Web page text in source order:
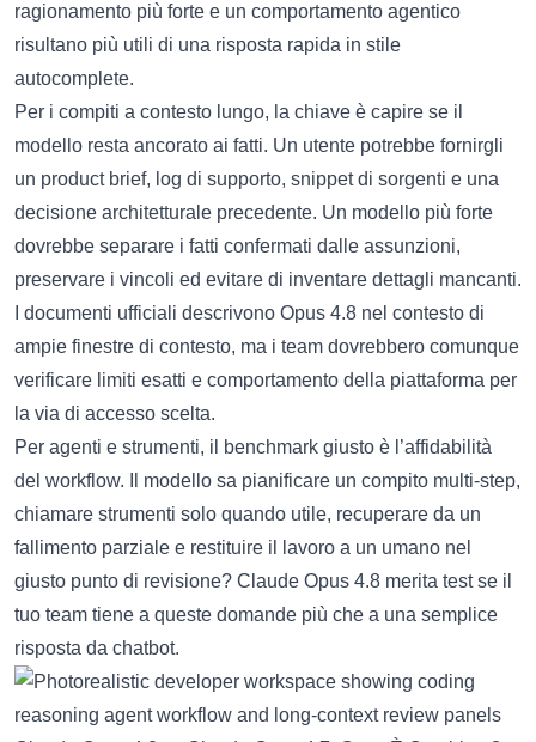
ragionamento più forte e un comportamento agentico
risultano più utili di una risposta rapida in stile
autocomplete.
Per i compiti a contesto lungo, la chiave è capire se il
modello resta ancorato ai fatti. Un utente potrebbe fornirgli
un product brief, log di supporto, snippet di sorgenti e una
decisione architetturale precedente. Un modello più forte
dovrebbe separare i fatti confermati dalle assunzioni,
preservare i vincoli ed evitare di inventare dettagli mancanti.
I documenti ufficiali descrivono Opus 4.8 nel contesto di
ampie finestre di contesto, ma i team dovrebbero comunque
verificare limiti esatti e comportamento della piattaforma per
la via di accesso scelta.
Per agenti e strumenti, il benchmark giusto è l’affidabilità
del workflow. Il modello sa pianificare un compito multi-step,
chiamare strumenti solo quando utile, recuperare da un
fallimento parziale e restituire il lavoro a un umano nel
giusto punto di revisione? Claude Opus 4.8 merita test se il
tuo team tiene a queste domande più che a una semplice
risposta da chatbot.